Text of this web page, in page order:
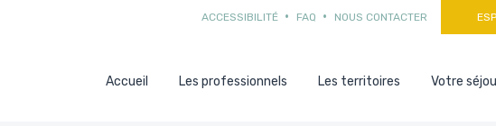
ACCESSIBILITÉ FAQ NOUS CONTACTER
Accueil Les professionnels Les territoires Votre